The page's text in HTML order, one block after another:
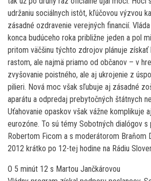
udržaniu sociálnych istôt, kľúčovou výzvou
zásadné ozdravenie verejných financií.
konca budúceho roka približne jeden a pol
pritom väčšinu týchto zdrojov plánuje získať
rastom, ale najmä priamo od občanov – v
zvyšovanie poistného, ale aj ukrojenie z
pilieri. Nová moc však sľubuje aj zásadné
aparátu a odpredaj prebytočných štátnych
Uťahovanie opaskov však vážne komplikuje
eurozóne. To sú témy Sobotných dialógov
Robertom Ficom a s moderátorom Braňom
2012 krátko po 12-tej hodine na Rádiu
O 5 minút 12 s Martou Jančkárovou